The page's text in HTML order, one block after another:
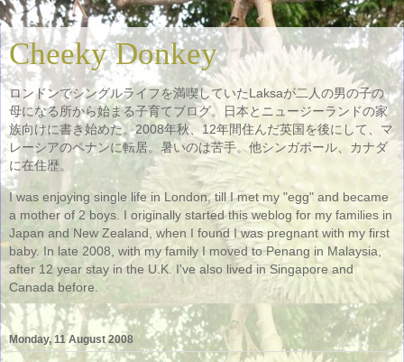
Cheeky Donkey
ロンドンでシングルライフを満喫していたLaksaが二人の男の子の
母になる所から始まる子育てブログ。日本とニュージーランドの家
族向けに書き始めた。2008年秋、12年間住んだ英国を後にして、マ
レーシアのペナンに転居。暑いのは苦手。他シンガポール、カナダ
に在住歴。
I was enjoying single life in London, till I met my "egg" and became
a mother of 2 boys. I originally started this weblog for my families in
Japan and New Zealand, when I found I was pregnant with my first
baby. In late 2008, with my family I moved to Penang in Malaysia,
after 12 year stay in the U.K. I've also lived in Singapore and
Canada before.
Monday, 11 August 2008